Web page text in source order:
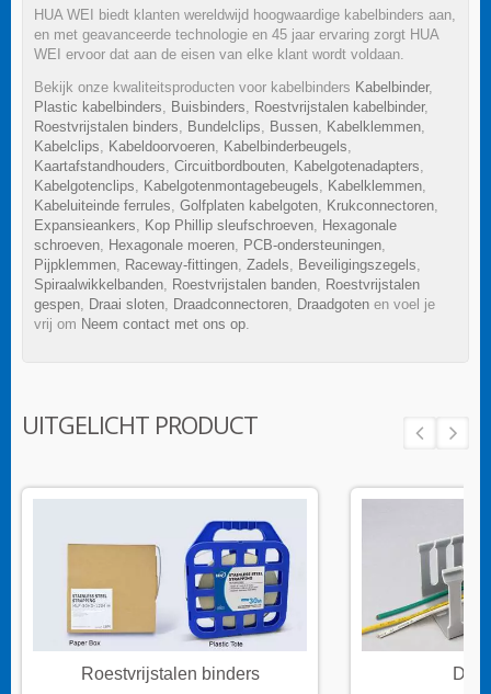
HUA WEI biedt klanten wereldwijd hoogwaardige kabelbinders aan,
en met geavanceerde technologie en 45 jaar ervaring zorgt HUA
WEI ervoor dat aan de eisen van elke klant wordt voldaan.
Bekijk onze kwaliteitsproducten voor kabelbinders Kabelbinder,
Plastic kabelbinders
Buisbinders Roestvrijstalen kabelbinder,
Roestvrijstalen binders
Bundelclips Bussen Kabelklemmen
Kabelclips
Kabeldoorvoeren Kabelbinderbeugels
Kaartafstandhouders Circuitbordbouten Kabelgotenadapters
Kabelgotenclips
Kabelgotenmontagebeugels Kabelklemmen
Kabeluiteinde ferrules Golfplaten kabelgoten Krukconnectoren
Expansieankers
Kop Phillip sleufschroeven
Hexagonale
schroeven
Hexagonale moeren PCB-ondersteuningen
Pijpklemmen
Raceway-fittingen Zadels Beveiligingszegels
Spiraalwikkelbanden
Roestvrijstalen banden
Roestvrijstalen
gespen
Draai sloten Draadconnectoren Draadgoten en voel je
vrij om Neem contact met ons op
UITGELICHT PRODUCT
Roestvrijstalen binders